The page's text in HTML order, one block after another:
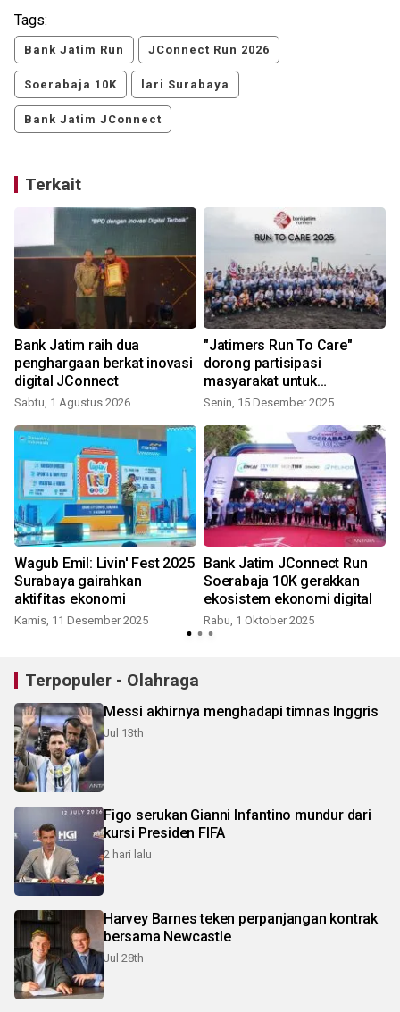
Tags:
Bank Jatim Run JConnect Run 2026
Soerabaja 10K lari Surabaya
Bank Jatim JConnect
Terkait
Bank Jatim raih dua
penghargaan berkat inovasi
digital JConnect
Sabtu, 1 Agustus 2026
"Jatimers Run To Care"
dorong partisipasi
masyarakat untuk
pelestarian lingkungan
Senin, 15 Desember 2025
Wagub Emil: Livin' Fest 2025
Surabaya gairahkan
aktifitas ekonomi
Kamis, 11 Desember 2025
Bank Jatim JConnect Run
Soerabaja 10K gerakkan
ekosistem ekonomi digital
Rabu, 1 Oktober 2025
Terpopuler - Olahraga
Messi akhirnya menghadapi timnas Inggris
Jul 13th
Figo serukan Gianni Infantino mundur dari
kursi Presiden FIFA
2 hari lalu
Harvey Barnes teken perpanjangan kontrak
bersama Newcastle
Jul 28th